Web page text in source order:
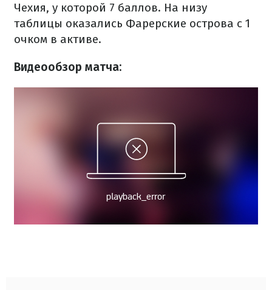
Чехия, у которой 7 баллов. На низу
таблицы оказались Фарерские острова с 1
очком в активе.
Видеообзор матча: